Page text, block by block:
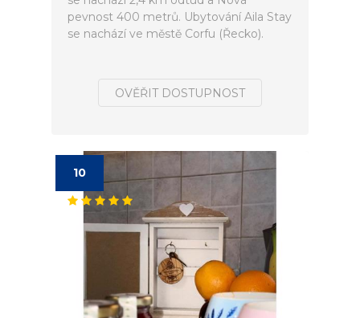
pevnost 400 metrů. Ubytování Aila Stay
se nachází ve městě Corfu (Řecko).
OVĚŘIT DOSTUPNOST
10